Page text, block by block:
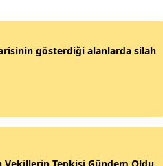
gösterdiği alanlarda silah